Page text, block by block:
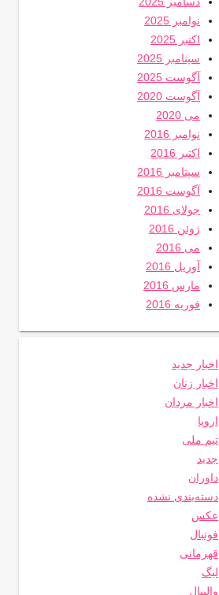
نوامبر 2025
اکتبر 2025
سپتامبر 2025
آگوست 2025
آگوست 2020
می 2020
نوامبر 2016
اکتبر 2016
سپتامبر 2016
آگوست 2016
جولای 2016
ژوئن 2016
می 2016
آوریل 2016
مارس 2016
فوریه 2016
اخبار جدید
اخبار زنان
اخبار مردان
اروپا
تیم ملی
جدید
داوران
دسته‌بندی نشده
عکس
فوتبال
قهرمانی
لیگ
والیبال